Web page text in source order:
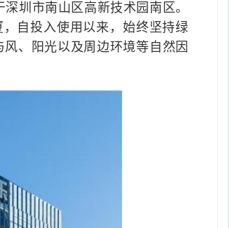
圳市南山区高新技术园南区。
自投入使用以来，始终坚持绿
、阳光以及周边环境等自然因